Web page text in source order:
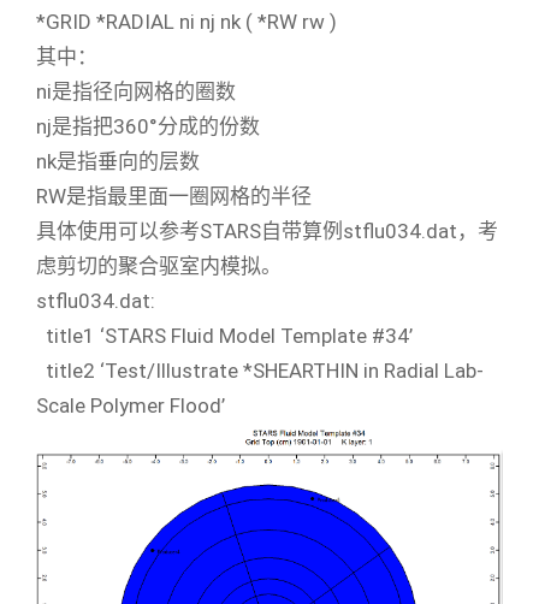
*GRID *RADIAL ni nj nk ( *RW rw )
其中：
ni是指径向网格的圈数
nj是指把360°分成的份数
nk是指垂向的层数
RW是指最里面一圈网格的半径
具体使用可以参考STARS自带算例stflu034.dat，考
虑剪切的聚合驱室内模拟。
stflu034.dat:
title1 ‘STARS Fluid Model Template #34’
title2 ‘Test/Illustrate *SHEARTHIN in Radial Lab-
Scale Polymer Flood’